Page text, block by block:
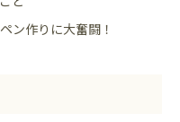
ン作りに大奮闘！